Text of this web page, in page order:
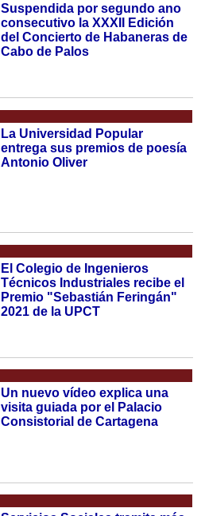
Suspendida por segundo ano
consecutivo la XXXII Edición
del Concierto de Habaneras de
Cabo de Palos
La Universidad Popular
entrega sus premios de poesía
Antonio Oliver
El Colegio de Ingenieros
Técnicos Industriales recibe el
Premio "Sebastián Feringán"
2021 de la UPCT
Un nuevo vídeo explica una
visita guiada por el Palacio
Consistorial de Cartagena